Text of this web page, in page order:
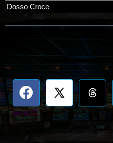
Dosso Croce